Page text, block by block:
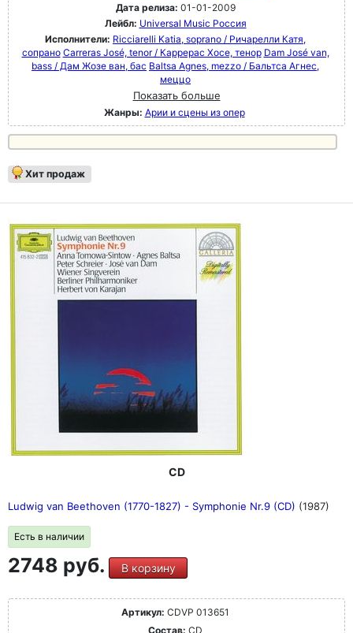
Дата релиза: 01-01-2009
Лейбл: Universal Music Россия
Исполнители: Ricciarelli Katia, soprano / Ричарелли Катя,
сопрано Carreras José, tenor / Каррерас Хосе, тенор Dam José van,
bass / Дам Жозе ван, бас Baltsa Agnes, mezzo / Бальтса Агнес,
меццо
Показать больше
Жанры: Арии и сцены из опер
Хит продаж
CD
Ludwig van Beethoven (1770-1827) - Symphonie Nr.9 (CD) (1987)
Есть в наличии
2748 руб. В корзину
Артикул: CDVP 013651
Состав: CD